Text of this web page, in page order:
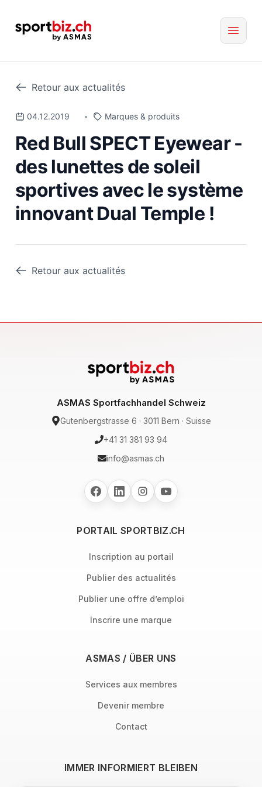
Retour aux actualités
04.12.2019 • Marques & produits
Red Bull SPECT Eyewear -
des lunettes de soleil
sportives avec le système
innovant Dual Temple !
Retour aux actualités
ASMAS Sportfachhandel Schweiz
Gutenbergstrasse 6 · 3011 Bern · Suisse
+41 31 381 93 94
info@asmas.ch
PORTAIL SPORTBIZ.CH
Inscription au portail
Publier des actualités
Publier une offre d’emploi
Inscrire une marque
ASMAS / ÜBER UNS
Services aux membres
Devenir membre
Contact
IMMER INFORMIERT BLEIBEN